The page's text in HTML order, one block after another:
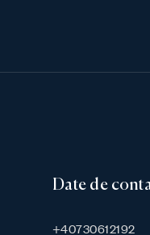
Date de
+40730612192